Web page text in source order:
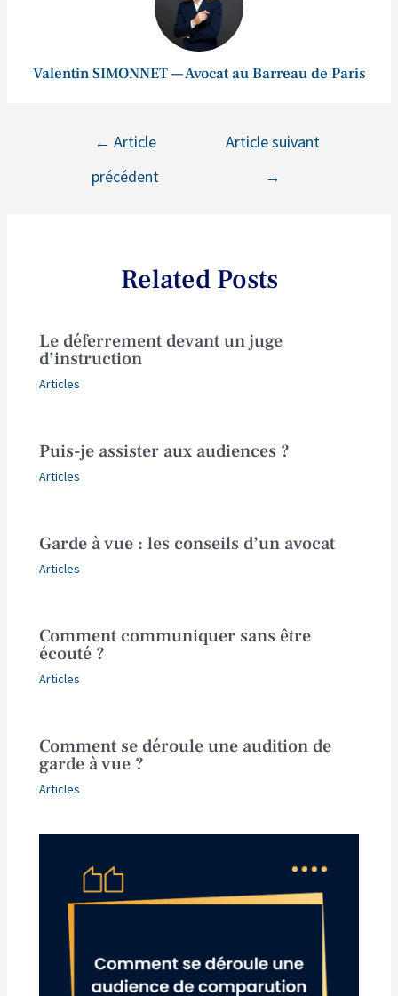
Valentin SIMONNET — Avocat au Barreau de Paris
← Article
précédent
Article suivant
→
Related Posts
Le déferrement devant un juge
d’instruction
Articles
Puis-je assister aux audiences ?
Articles
Garde à vue : les conseils d’un avocat
Articles
Comment communiquer sans être
écouté ?
Articles
Comment se déroule une audition de
garde à vue ?
Articles